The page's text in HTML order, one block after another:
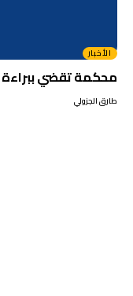
الأخبار
محكمة تقضي ببراءة
طارق الجزولي